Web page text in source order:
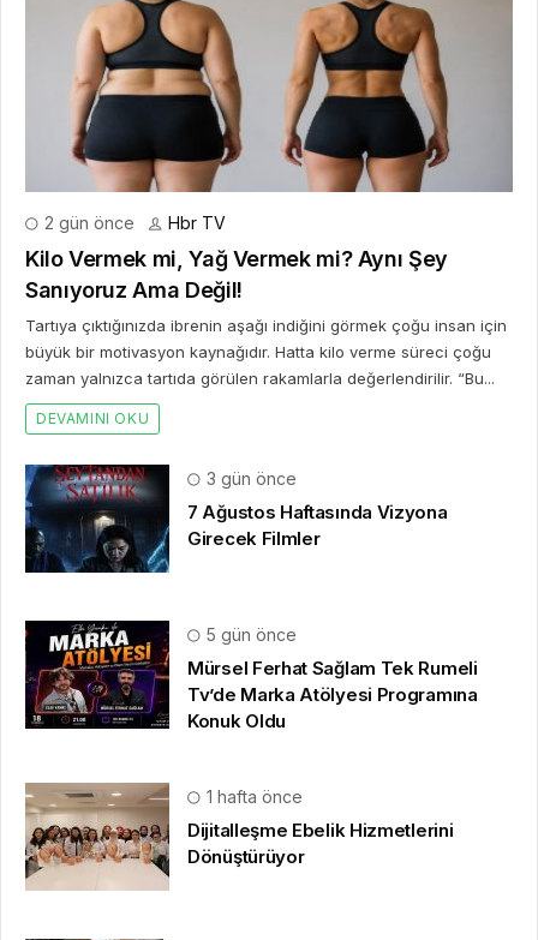
2 gün önce Hbr TV
Kilo Vermek mi, Yağ Vermek mi? Aynı Şey
Sanıyoruz Ama Değil!
Tartıya çıktığınızda ibrenin aşağı indiğini görmek çoğu insan için
büyük bir motivasyon kaynağıdır. Hatta kilo verme süreci çoğu
zaman yalnızca tartıda görülen rakamlarla değerlendirilir. “Bu...
DEVAMINI OKU
3 gün önce
7 Ağustos Haftasında Vizyona
Girecek Filmler
5 gün önce
Mürsel Ferhat Sağlam Tek Rumeli
Tv’de Marka Atölyesi Programına
Konuk Oldu
1 hafta önce
Dijitalleşme Ebelik Hizmetlerini
Dönüştürüyor